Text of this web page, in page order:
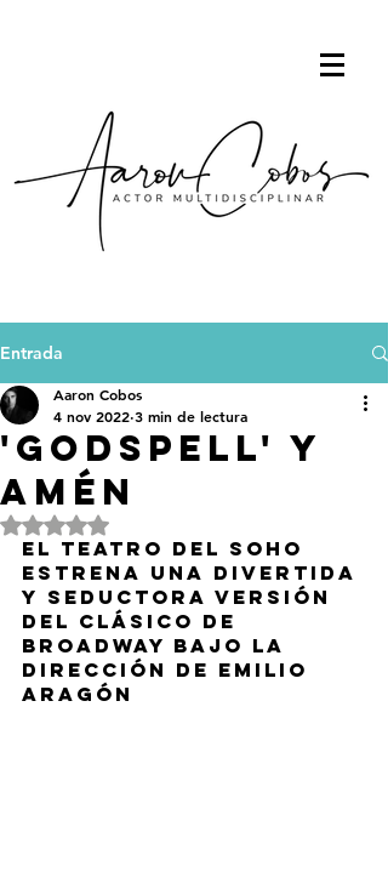
Entrada
'Godspell' y
amén
Aaron Cobos
4 nov 2022 3 min de lectura
Obtuvo NaN de 5 estrellas.
El Teatro del Soho
estrena una divertida
y seductora versión
del clásico de
Broadway bajo la
dirección de Emilio
Aragón